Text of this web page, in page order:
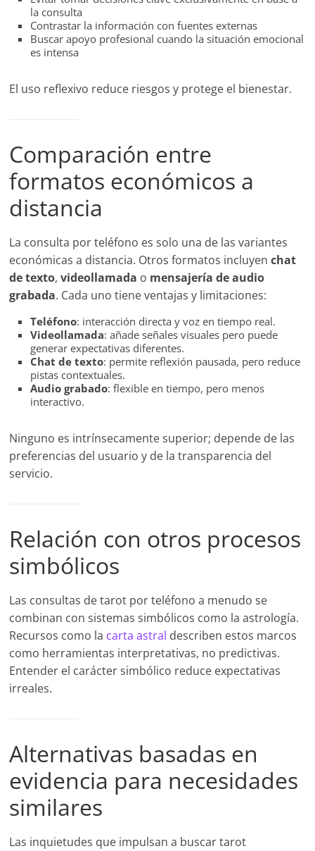
la consulta
Contrastar la información con fuentes externas
Buscar apoyo profesional cuando la situación emocional
es intensa
El uso reflexivo reduce riesgos y protege el bienestar.
Comparación entre
formatos económicos a
distancia
La consulta por teléfono es solo una de las variantes
económicas a distancia. Otros formatos incluyenchat
de texto,videollamada o mensajería de audio
grabada. Cada uno tiene ventajas y limitaciones:
Teléfono: interacción directa y voz en tiempo real.
Videollamada: añade señales visuales pero puede
generar expectativas diferentes.
Chat de texto: permite reflexión pausada, pero reduce
pistas contextuales.
Audio grabado: flexible en tiempo, pero menos
interactivo.
Ninguno es intrínsecamente superior; depende de las
preferencias del usuario y de la transparencia del
servicio.
Relación con otros procesos
simbólicos
Las consultas de tarot por teléfono a menudo se
combinan con sistemas simbólicos como la astrología.
Recursos como la carta astral describen estos marcos
como herramientas interpretativas, no predictivas.
Entender el carácter simbólico reduce expectativas
irreales.
Alternativas basadas en
evidencia para necesidades
similares
Las inquietudes que impulsan a buscar tarot